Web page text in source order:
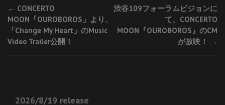
Post
navigation
← CONCERTO
MOON「OUROBOROS」より、
「Change My Heart」のMusic
Video Trailer公開！
渋谷109フォーラムビジョンに
て、CONCERTO
MOON『OUROBOROS』のCM
が放映！
→
2026/8/19 release